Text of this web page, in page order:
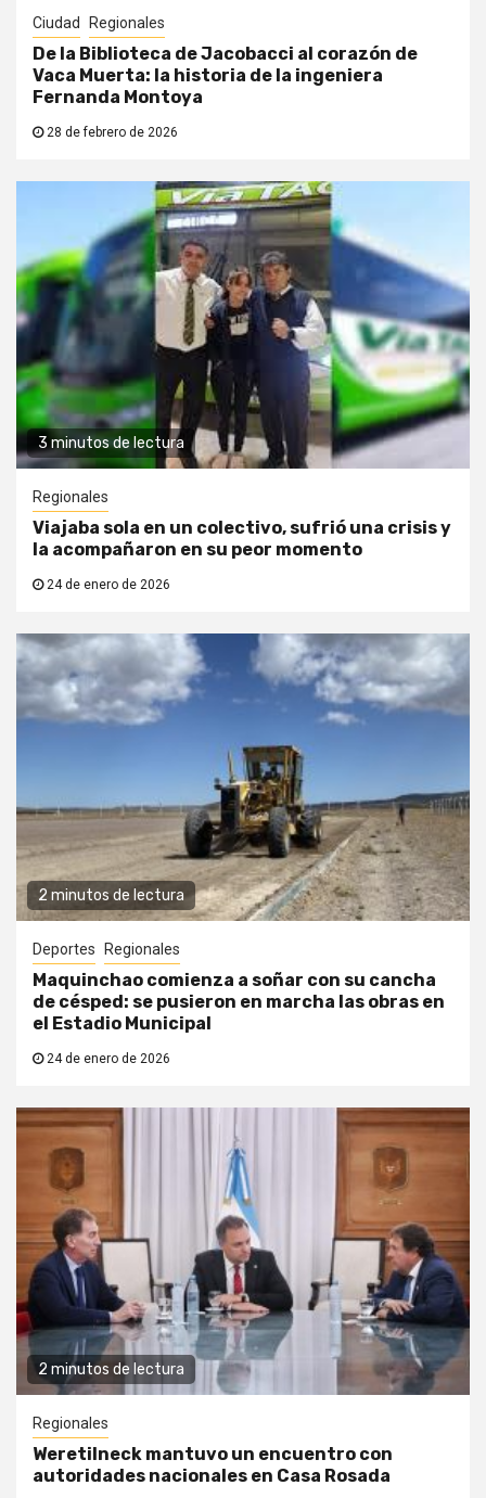
Ciudad Regionales
De la Biblioteca de Jacobacci al corazón de
Vaca Muerta: la historia de la ingeniera
Fernanda Montoya
28 de febrero de 2026
3 minutos de lectura
Regionales
Viajaba sola en un colectivo, sufrió una crisis y
la acompañaron en su peor momento
24 de enero de 2026
2 minutos de lectura
Deportes Regionales
Maquinchao comienza a soñar con su cancha
de césped: se pusieron en marcha las obras en
el Estadio Municipal
24 de enero de 2026
2 minutos de lectura
Regionales
Weretilneck mantuvo un encuentro con
autoridades nacionales en Casa Rosada